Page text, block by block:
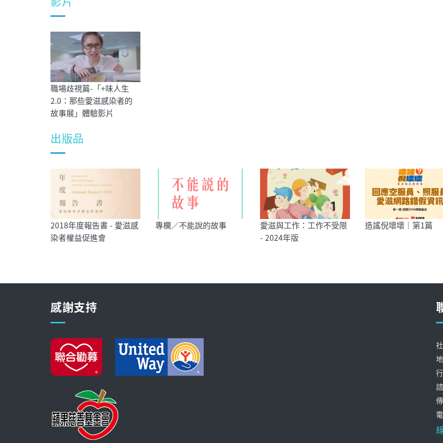
職場歧視篇-「+味人生
2.0：那些愛滋感染者的
故事展」體驗影片
出版品
2018年度報告書 - 愛滋感
染者權益促進會
專欄／不能說的故事
愛滋與工作：工作不受限
- 2024年版
造謠倪壞壞｜第1篇
感謝支持